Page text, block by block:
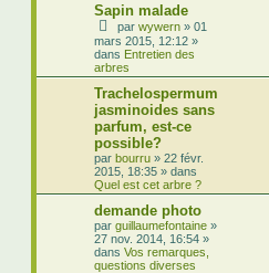
Sapin malade
par wywern » 01
mars 2015, 12:12 »
dans Entretien des
arbres
Trachelospermum
jasminoides sans
parfum, est-ce
possible?
par bourru » 22 févr.
2015, 18:35 » dans
Quel est cet arbre ?
demande photo
par guillaumefontaine »
27 nov. 2014, 16:54 »
dans Vos remarques,
questions diverses